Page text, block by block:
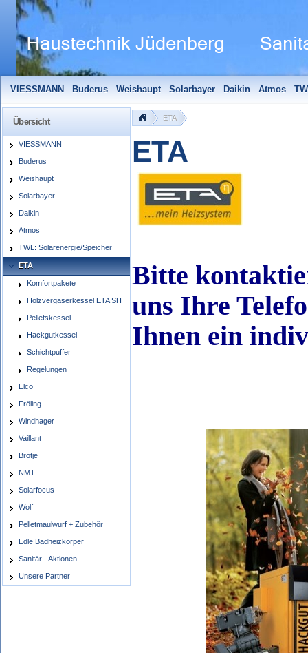
VIESSMANN Buderus Weishaupt Solarbayer Daikin Atmos
Solarfocus
Wolf Pelletmaulwurf + Zubehör
Übersicht
VIESSMANN
Buderus
Weishaupt
Solarbayer
Daikin
Atmos
TWL: Solarenergie/Speicher
ETA
Komfortpakete
Holzvergaserkessel ETA SH
Pelletskessel
Hackgutkessel
Schichtpuffer
Regelungen
Elco
Fröling
Windhager
Vaillant
Brötje
NMT
Solarfocus
Wolf
Pelletmaulwurf + Zubehör
Edle Badheizkörper
Sanitär - Aktionen
Unsere Partner
ETA
ETA
Bitte
uns Ihre
Ihnen ein